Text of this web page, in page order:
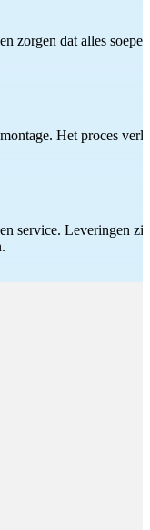
zorgen dat alles
Het proces
service. Leveringen